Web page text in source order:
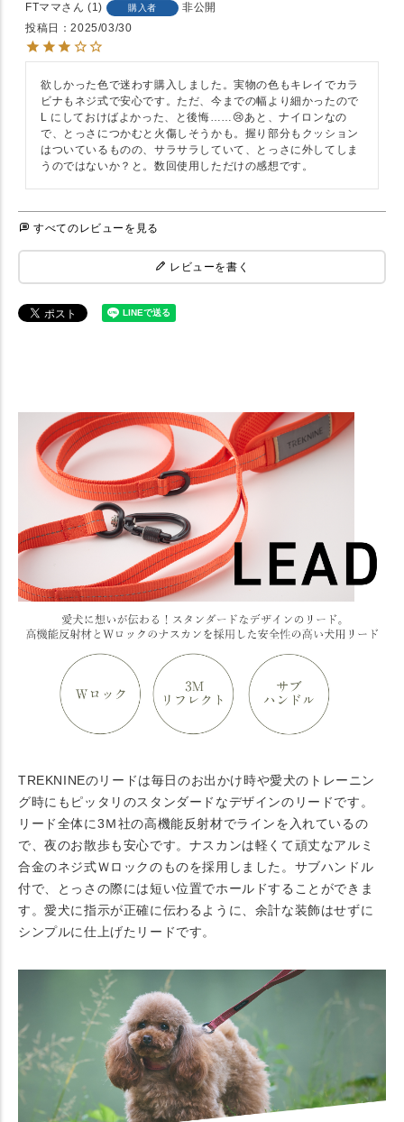
FTママ 1 購入者
非公開
投稿日
2025/03/30
欲しかった色で迷わす購入しました。実物の色もキレイでカラ
ビナもネジ式で安心です。ただ、今までの幅より細かったので
L にしておけばよかった、と後悔……😢あと、ナイロンなの
で、とっさにつかむと火傷しそうかも。握り部分もクッション
はついているものの、サラサラしていて、とっさに外してしま
うのではないか？と。数回使用しただけの感想です。
すべてのレビューを見る
レビューを書く
TREKNINEのリードは毎日のお出かけ時や愛犬のトレーニン
グ時にもピッタリのスタンダードなデザインのリードです。
リード全体に3Ｍ社の高機能反射材でラインを入れているの
で、夜のお散歩も安心です。ナスカンは軽くて頑丈なアルミ
合金のネジ式Ｗロックのものを採用しました。サブハンドル
付で、とっさの際には短い位置でホールドすることができま
す。愛犬に指示が正確に伝わるように、余計な装飾はせずに
シンプルに仕上げたリードです。